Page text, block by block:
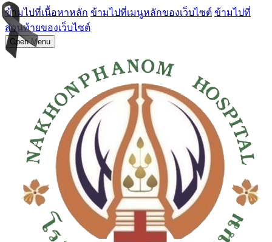
ข้ามไปที่เนื้อหาหลัก ข้ามไปที่เมนูหลักของเว็บไซต์ ข้ามไปที่
ส่วนท้ายของเว็บไซต์
Open Menu